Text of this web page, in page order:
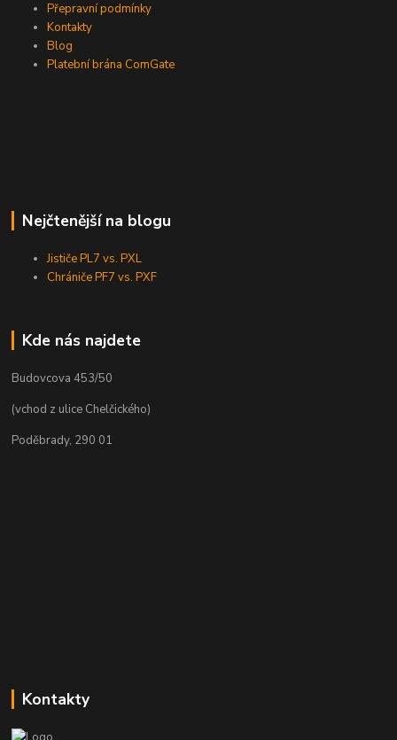
Přepravní podmínky
Kontakty
Blog
Platební brána ComGate
Nejčtenější na blogu
Jističe PL7 vs. PXL
Chrániče PF7 vs. PXF
Kde nás najdete
Budovcova 453/50
(vchod z ulice Chelčického)
Poděbrady, 290 01
Kontakty